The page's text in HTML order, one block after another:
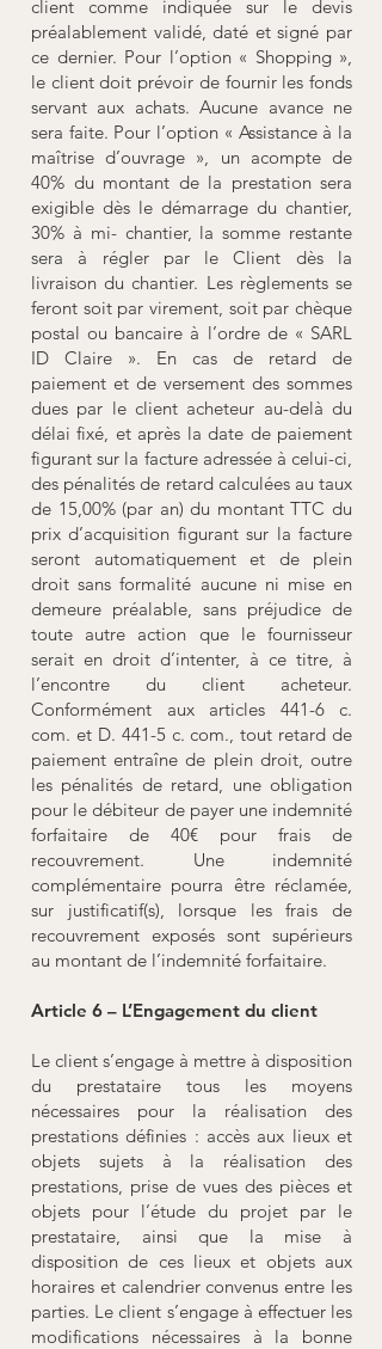
client comme indiquée sur le devis
préalablement validé, daté et signé par
ce dernier. Pour l’option « Shopping »,
le client doit prévoir de fournir les fonds
servant aux achats. Aucune avance ne
sera faite. Pour l’option « Assistance à la
maîtrise d’ouvrage », un acompte de
40% du montant de la prestation sera
exigible dès le démarrage du chantier,
30% à mi- chantier, la somme restante
sera à régler par le Client dès la
livraison du chantier. Les règlements se
feront soit par virement, soit par chèque
postal ou bancaire à l’ordre de « SARL
ID Claire ». En cas de retard de
paiement et de versement des sommes
dues par le client acheteur au-delà du
délai fixé, et après la date de paiement
figurant sur la facture adressée à celui-ci,
des pénalités de retard calculées au taux
de 15,00% (par an) du montant TTC du
prix d’acquisition figurant sur la facture
seront automatiquement et de plein
droit sans formalité aucune ni mise en
demeure préalable, sans préjudice de
toute autre action que le fournisseur
serait en droit d’intenter, à ce titre, à
l’encontre du client acheteur.
Conformément aux articles 441-6 c.
com. et D. 441-5 c. com., tout retard de
paiement entraîne de plein droit, outre
les pénalités de retard, une obligation
pour le débiteur de payer une indemnité
forfaitaire de 40€ pour frais de
recouvrement. Une indemnité
complémentaire pourra être réclamée,
sur justificatif(s), lorsque les frais de
recouvrement exposés sont supérieurs
au montant de l’indemnité forfaitaire.
Article 6 – L’Engagement du client
Le client s’engage à mettre à disposition
du prestataire tous les moyens
nécessaires pour la réalisation des
prestations définies : accès aux lieux et
objets sujets à la réalisation des
prestations, prise de vues des pièces et
objets pour l’étude du projet par le
prestataire, ainsi que la mise à
disposition de ces lieux et objets aux
horaires et calendrier convenus entre les
parties. Le client s’engage à effectuer les
modifications nécessaires à la bonne